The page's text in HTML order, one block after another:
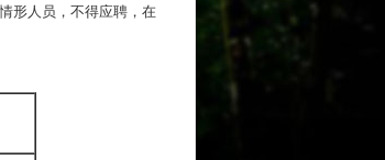
形人员，不得应聘，在